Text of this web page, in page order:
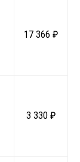
17 366 ₽
3 330 ₽